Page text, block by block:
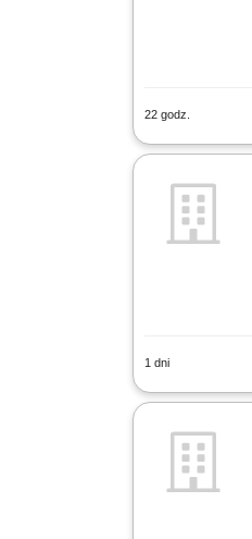
22 godz.
1 dni